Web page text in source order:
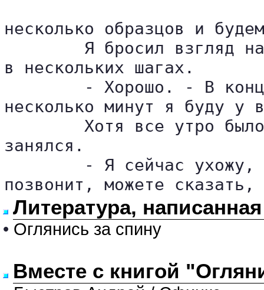
несколько образцов и
в нескольких шагах.
несколько минут я буду
занялся.
позвонит, можете
Литература,
• Оглянись за спину
Вместе с книгой